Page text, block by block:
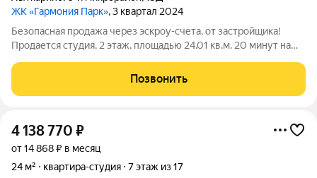
ЖК «Гармония Парк», 3 квартал 2024
Безопасная продажа через эскроу-счета, от застройщика!
Продается студия, 2 этаж, площадью 24.01 кв.м. 20 минут на
Дом комфорт-класса с продуманными планировочными
решениями и широким выбором
Позвонить
4 138 770 ₽
от 14 868 ₽ в месяц
24 м²
квартира-студия 7 этаж из 17